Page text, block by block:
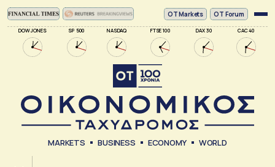
DOW JONES SP 500 NASDAQ FTSE 100 DAX 30 CAC 40
ΟΤ Markets OT Forum
MARKETS BUSINESS ECONOMY WORLD